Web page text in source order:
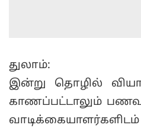
துலாம்:
இன்று தொழில்
காணப்பட்டாலும்